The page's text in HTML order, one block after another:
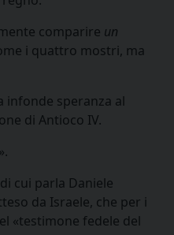
comparire un
i quattro mostri, ma
infonde speranza al
di Antioco IV.
cui parla Daniele
da Israele, che per i
«testimone fedele del